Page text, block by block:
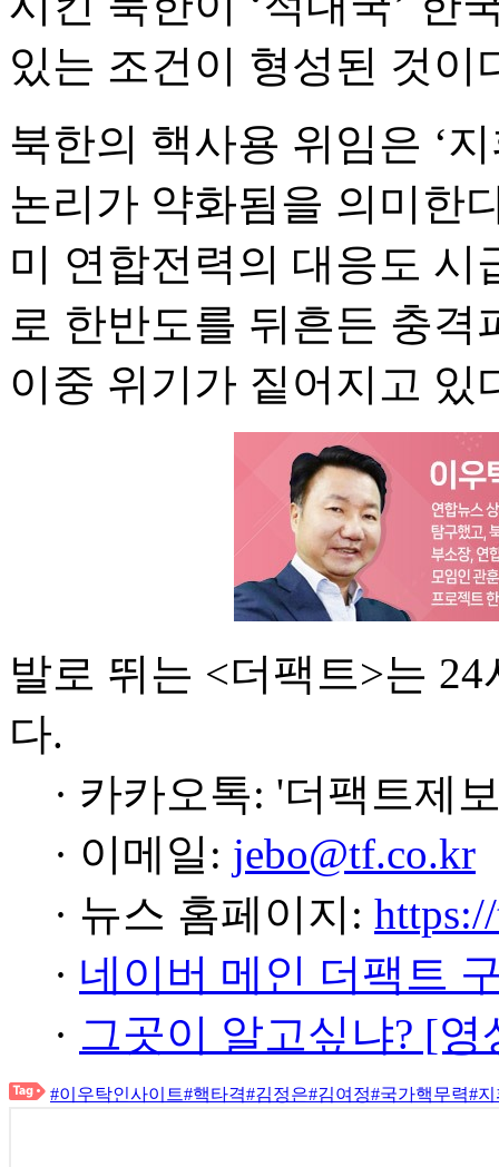
있는 조건이 형성된 것이
북한의 핵사용 위임은 ‘
논리가 약화됨을 의미한
미 연합전력의 대응도 시
로 한반도를 뒤흔든 충격
이중 위기가 짙어지고 있
발로 뛰는 <더팩트>는
다.
· 카카오톡: '더팩트제
· 이메일: jebo@tf.co.kr
· 뉴스 홈페이지:
· 네이버 메인 더팩트
· 그곳이 알고싶냐? [
#이우탁인사이트#핵타격#김정은#김여정#국가핵무력#